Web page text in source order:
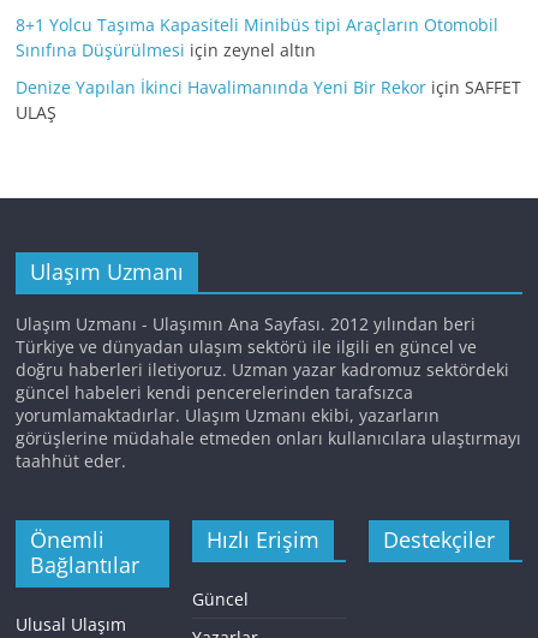
8+1 Yolcu Taşıma Kapasiteli Minibüs tipi Araçların Otomobil
Sınıfına Düşürülmesi içinzeynel altın
Denize Yapılan İkinci Havalimanında Yeni Bir Rekor içinSAFFET
ULAŞ
Ulaşım Uzmanı
Ulaşım Uzmanı - Ulaşımın Ana Sayfası. 2012 yılından beri
Türkiye ve dünyadan ulaşım sektörü ile ilgili en güncel ve
doğru haberleri iletiyoruz. Uzman yazar kadromuz sektördeki
güncel habeleri kendi pencerelerinden tarafsızca
yorumlamaktadırlar. Ulaşım Uzmanı ekibi, yazarların
görüşlerine müdahale etmeden onları kullanıcılara ulaştırmayı
taahhüt eder.
Önemli
Bağlantılar
Ulusal Ulaşım
Hızlı Erişim
Güncel
Destekçiler